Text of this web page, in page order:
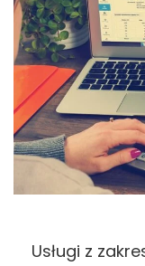
Usługi z